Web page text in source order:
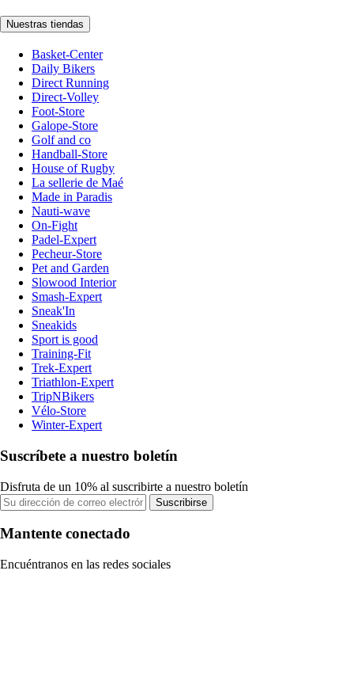
Nuestras tiendas
Basket-Center
Daily Bikers
Direct Running
Direct-Volley
Foot-Store
Galope-Store
Golf and co
Handball-Store
House of Rugby
La sellerie de Maé
Made in Paradis
Nauti-wave
On-Fight
Padel-Expert
Pecheur-Store
Pet and Garden
Slowood Interior
Smash-Expert
Sneak'In
Sneakids
Sport is good
Training-Fit
Trek-Expert
Triathlon-Expert
TripNBikers
Vélo-Store
Winter-Expert
Suscríbete a nuestro boletín
Disfruta de un 10% al suscribirte a nuestro boletín
Suscribirse
Mantente conectado
Encuéntranos en las redes sociales